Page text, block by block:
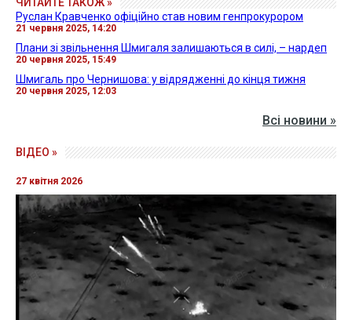
Руслан Кравченко офіційно став новим генпрокурором
21 червня 2025, 14:20
Плани зі звільнення Шмигаля залишаються в силі, – нардеп
20 червня 2025, 15:49
Шмигаль про Чернишова: у відрядженні до кінця тижня
20 червня 2025, 12:03
Всі новини »
ВІДЕО »
27 квітня 2026